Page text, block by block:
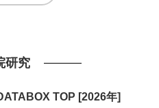
研究
TOP [2026年]